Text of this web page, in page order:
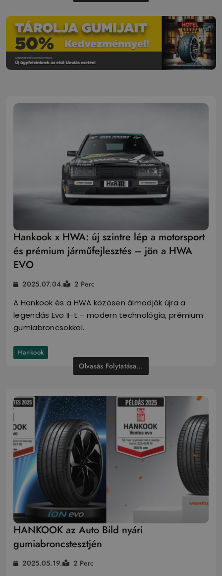
Hankook x HWA: új szintre lép a motorsport
és prémium járműfejlesztés – jön a HWA
EVO
2025.07.04. 2 Perc
A Hankook és a HWA közösen álmodják újra a
legendás Evo II-t – modern technológia, prémium
gumiabroncsokkal.
Hankook
Olvasás Folytatása...
HANKOOK az Auto Bild nyári
gumiabroncstesztjén
2025.05.19. 2 Perc